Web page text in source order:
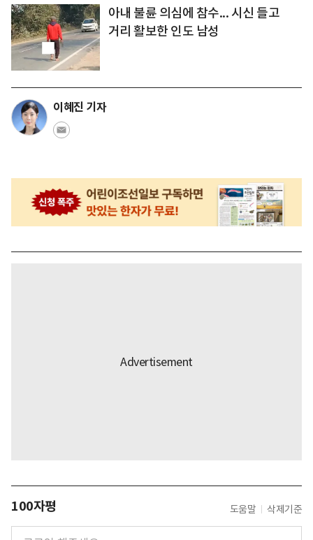
아내 불륜 의심에 참수... 시신 들고
거리 활보한 인도 남성
이혜진 기자
100자평 도움말 삭제기준